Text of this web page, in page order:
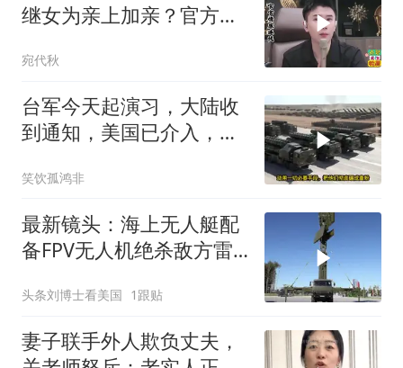
继女为亲上加亲？官方怒
宛代秋
台军今天起演习，大陆收
到通知，美国已介入，日
笑饮孤鸿非
最新镜头：海上无人艇配
备FPV无人机绝杀敌方雷
杀等！
头条刘博士看美国 1跟贴
妻子联手外人欺负丈夫，